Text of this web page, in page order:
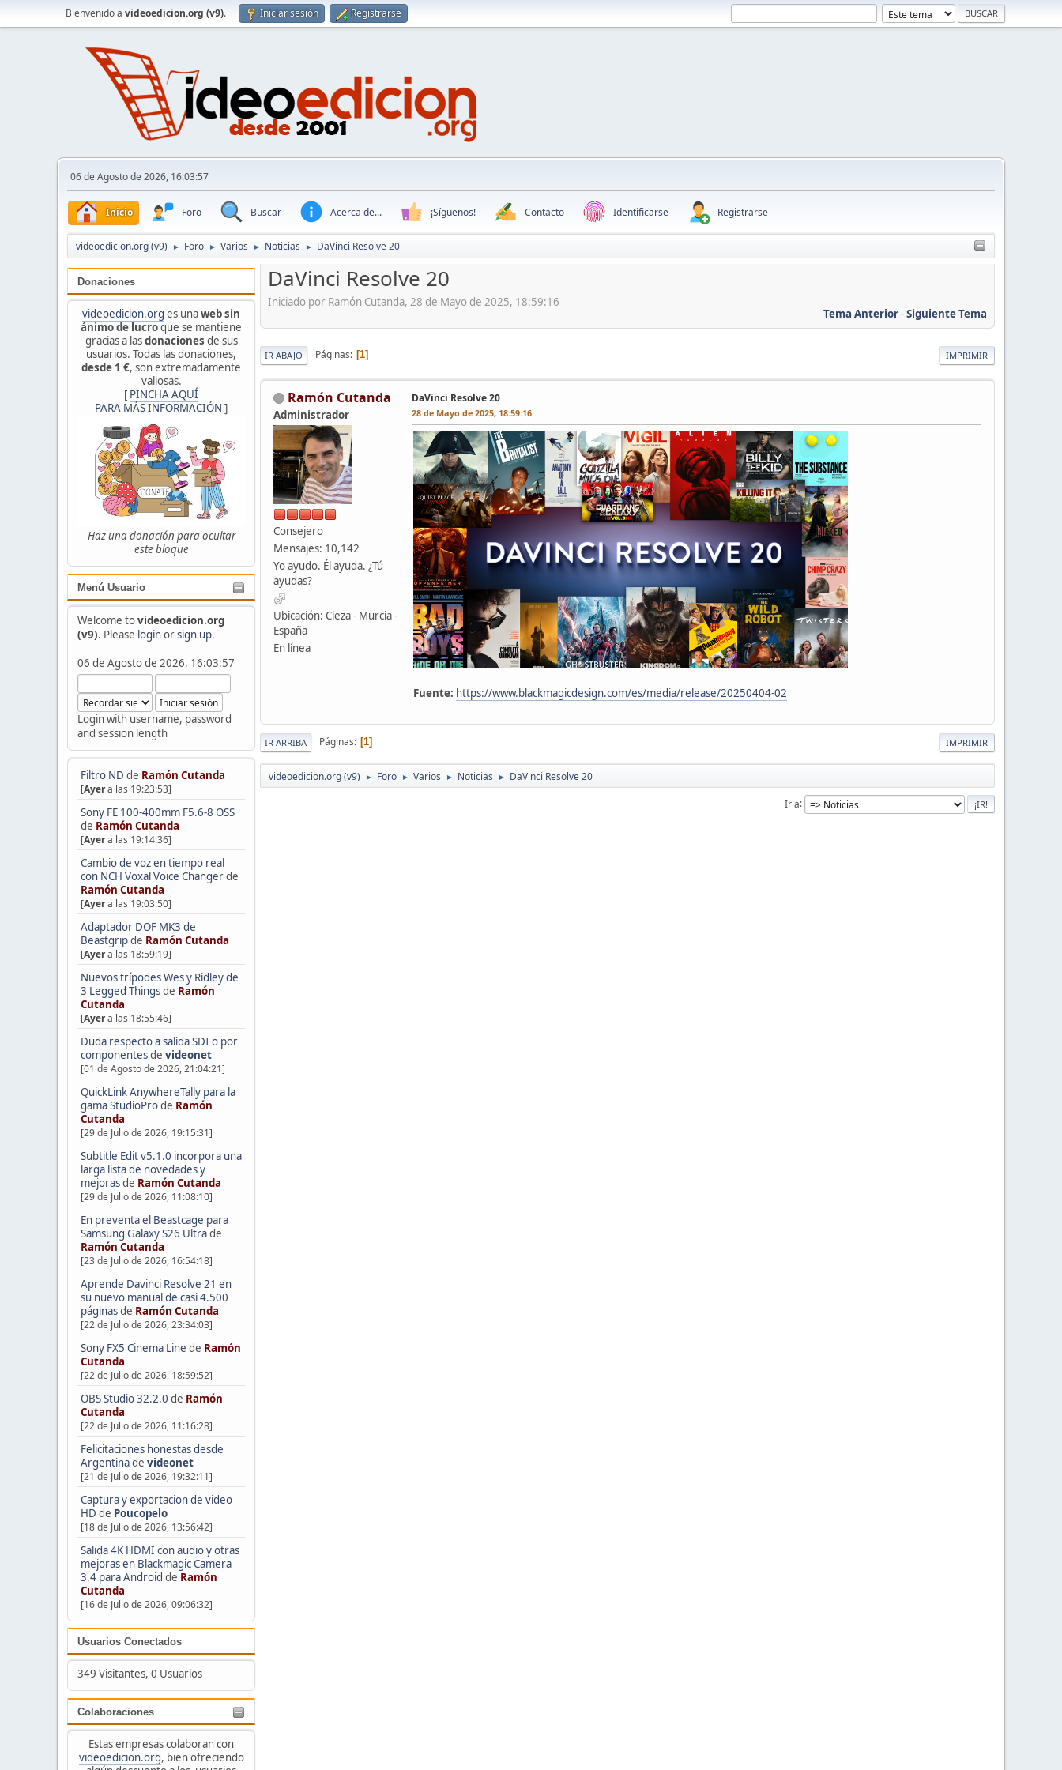
Bienvenido a videoedicion.org (v9). Iniciar sesión Registrarse
06 de Agosto de 2026, 16:03:57
Inicio Foro Buscar Acerca de... ¡Síguenos! Contacto Identificarse Registrarse
videoedicion.org (v9) ► Foro ► Varios ► Noticias ► DaVinci Resolve 20
Donaciones
videoedicion.org es unaweb sin
ánimo de lucroque se mantiene
gracias a lasdonaciones de sus
usuarios. Todas las donaciones,
desde 1 €, son extremadamente
valiosas.
[ PINCHA AQUÍ
PARA MÁS INFORMACIÓN ]
Haz una donación para ocultar
este bloque
Menú Usuario
Welcome tovideoedicion.org
(v9). Please loginorsign up.
06 de Agosto de 2026, 16:03:57
Login with username, password
and session length
Filtro ND de Ramón Cutanda
[Ayera las 19:23:53]
Sony FE 100-400mm F5.6-8 OSS
de Ramón Cutanda
[Ayera las 19:14:36]
Cambio de voz en tiempo real
con NCH Voxal Voice Changerde
Ramón Cutanda
[Ayera las 19:03:50]
Adaptador DOF MK3 de
Beastgripde Ramón Cutanda
[Ayera las 18:59:19]
Nuevos trípodes Wes y Ridley de
3 Legged Thingsde Ramón
Cutanda
[Ayera las 18:55:46]
Duda respecto a salida SDI o por
componentesde videonet
[01 de Agosto de 2026, 21:04:21]
QuickLink AnywhereTally para la
gama StudioProde Ramón
Cutanda
[29 de Julio de 2026, 19:15:31]
Subtitle Edit v5.1.0 incorpora una
larga lista de novedades y
mejorasde Ramón Cutanda
[29 de Julio de 2026, 11:08:10]
En preventa el Beastcage para
Samsung Galaxy S26 Ultrade
Ramón Cutanda
[23 de Julio de 2026, 16:54:18]
Aprende Davinci Resolve 21 en
su nuevo manual de casi 4.500
páginasde Ramón Cutanda
[22 de Julio de 2026, 23:34:03]
Sony FX5 Cinema Line de Ramón
Cutanda
[22 de Julio de 2026, 18:59:52]
OBS Studio 32.2.0 de Ramón
Cutanda
[22 de Julio de 2026, 11:16:28]
Felicitaciones honestas desde
Argentinade videonet
[21 de Julio de 2026, 19:32:11]
Captura y exportacion de video
HD de Poucopelo
[18 de Julio de 2026, 13:56:42]
Salida 4K HDMI con audio y otras
mejoras en Blackmagic Camera
3.4 para Android de Ramón
Cutanda
[16 de Julio de 2026, 09:06:32]
Usuarios Conectados
349 Visitantes, 0 Usuarios
Colaboraciones
Estas empresas colaboran con
videoedicion.org, bien ofreciendo
DaVinci Resolve 20
Iniciado por Ramón Cutanda, 28 de Mayo de 2025, 18:59:16
Tema Anterior-Siguiente Tema
IMPRIMIR
IR ABAJO Páginas 1
Ramón Cutanda
Administrador
Consejero
Mensajes: 10,142
Yo ayudo. Él ayuda. ¿Tú
ayudas?
Ubicación: Cieza - Murcia -
España
En línea
DaVinci Resolve 20
28 de Mayo de 2025, 18:59:16
Fuente: https://www.blackmagicdesign.com/es/media/release/20250404-02
IMPRIMIR
IR ARRIBA Páginas 1
videoedicion.org (v9) ► Foro ► Varios ► Noticias ► DaVinci Resolve 20
Ir a